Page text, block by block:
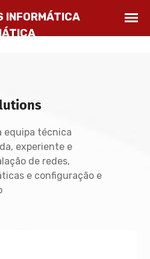
equipa técnica
experiente e
de redes,
e configuração e